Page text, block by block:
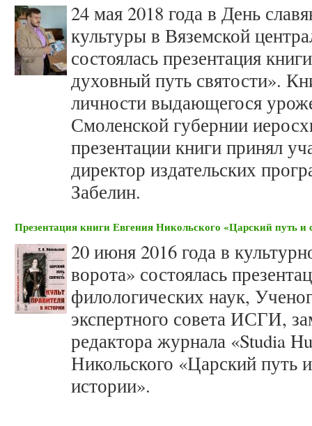
24 мая 2018 года в День
культуры в Вяземской
состоялась презентация
духовный путь святости».
личности выдающегося
Смоленской губернии
презентации книги принял
директор издательских
Забелин.
Презентация книги Евгения Никольского «Царский путь и
20 июня 2016 года в
ворота» состоялась
филологических наук,
экспертного совета ИСГИ,
редактора журнала «Studia
Никольского «Царский путь
истории».